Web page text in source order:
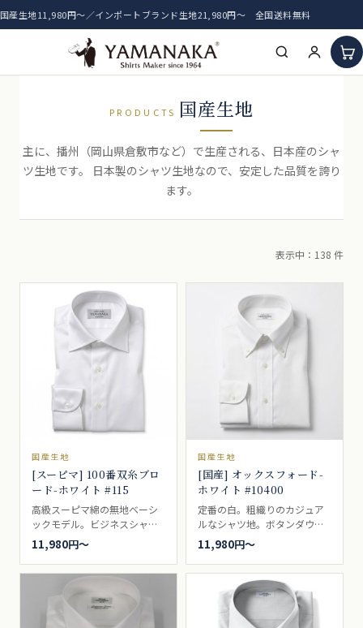
国産生地11,980円〜／インポートブランド生地21,980円〜 全国送料無料
新着生地
おすすめ生地
PRODUCTS 国産生地
主に、播州（岡山県倉敷市など）で生産される、日本産のシャ
ツ生地です。 日本製のシャツ生地なので、安定した品質を誇り
ます。
表示中：138 件
国産生地
[スーピマ] 100番双糸ブロ
ード-ホワイト #115
高級スーピマ綿の無地ベーシ
ックモデル。ビジネスシャツ
向き。
11,980円〜
国産生地
[国産] オックスフォード-
ホワイト #10400
定番の白。粗織りのカジュア
ルなシャツ地。ボタンダウン
の代名詞的シャツ生地。ブレ
ザーやジャケットによく合
い、ボタンダウンとの相性は
最適で、アイビールックなど
では代名詞的な存在。カジュ
アルシャツ向き。
11,980円〜